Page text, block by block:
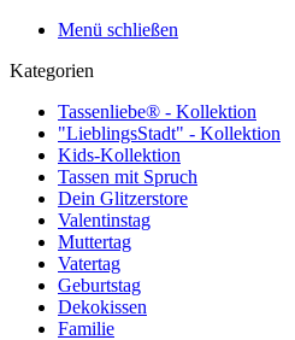
Menü schließen
Kategorien
Tassenliebe® - Kollektion
"LieblingsStadt" - Kollektion
Kids-Kollektion
Tassen mit Spruch
Dein Glitzerstore
Valentinstag
Muttertag
Vatertag
Geburtstag
Dekokissen
Familie